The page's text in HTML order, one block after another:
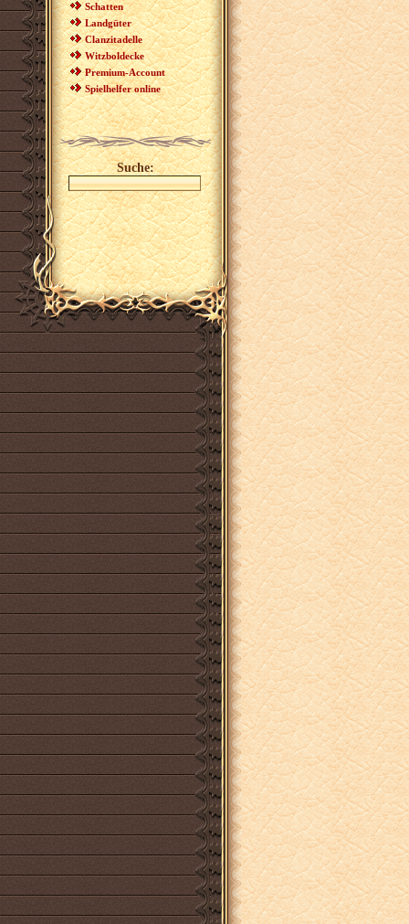
Schatten
Landgüter
Clanzitadelle
Witzboldecke
Premium-Account
Spielhelfer online
Suche: